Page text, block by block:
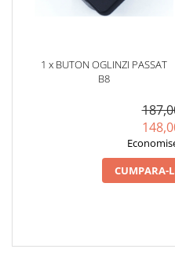
1 x BUTON OGLINZI PASSAT
B8
CUMPARA-